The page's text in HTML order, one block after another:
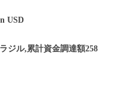
USD
ジル,累計資金調達額258